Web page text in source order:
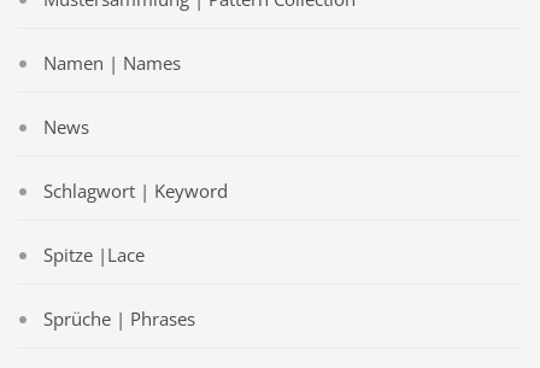
Namen | Names
News
Schlagwort | Keyword
Spitze |Lace
Sprüche | Phrases